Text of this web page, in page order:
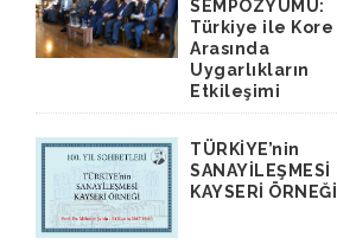
SEMPOZYUMU:
Türkiye ile Kore
Arasında
Uygarlıkların
Etkileşimi
TÜRKİYE’nin
SANAYİLEŞMESİ
KAYSERİ ÖRNEĞİ